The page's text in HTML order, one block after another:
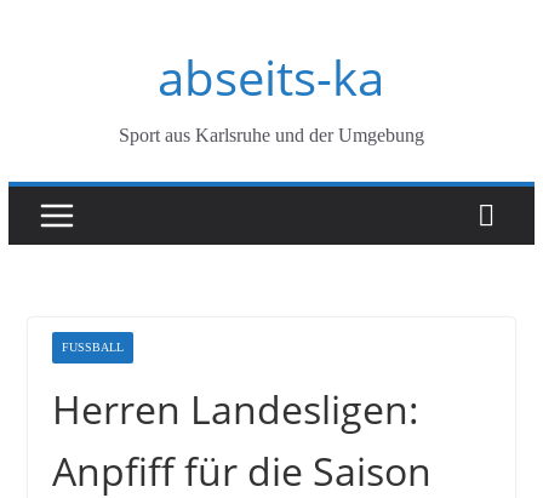
abseits-ka
Sport aus Karlsruhe und der Umgebung
FUSSBALL
Herren Landesligen:
Anpfiff für die Saison